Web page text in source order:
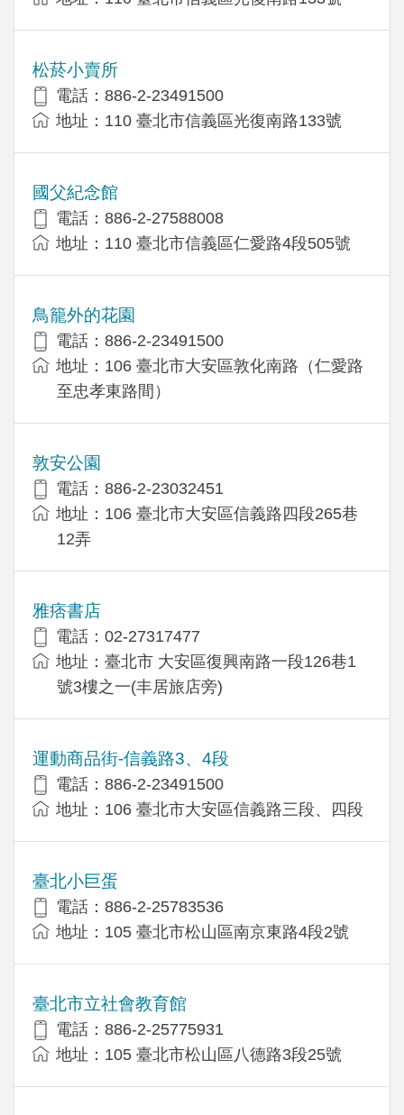
松菸小賣所
電話：886-2-23491500
地址：110 臺北市信義區光復南路133號
國父紀念館
電話：886-2-27588008
地址：110 臺北市信義區仁愛路4段505號
鳥籠外的花園
電話：886-2-23491500
地址：106 臺北市大安區敦化南路（仁愛路
至忠孝東路間）
敦安公園
電話：886-2-23032451
地址：106 臺北市大安區信義路四段265巷
12弄
雅痞書店
電話：02-27317477
地址：臺北市 大安區復興南路一段126巷1
號3樓之一(丰居旅店旁)
運動商品街-信義路3、4段
電話：886-2-23491500
地址：106 臺北市大安區信義路三段、四段
臺北小巨蛋
電話：886-2-25783536
地址：105 臺北市松山區南京東路4段2號
臺北市立社會教育館
電話：886-2-25775931
地址：105 臺北市松山區八德路3段25號